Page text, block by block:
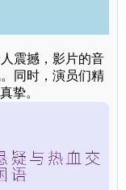
震撼，影片的音
同时，演员们精
挚。